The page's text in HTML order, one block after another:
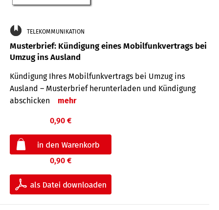
TELEKOMMUNIKATION
Musterbrief: Kündigung eines Mobilfunkvertrags bei
Umzug ins Ausland
Kündigung Ihres Mobilfunkvertrags bei Umzug ins
Ausland – Musterbrief herunterladen und Kündigung
abschicken
mehr
0,90 €
0,90 €